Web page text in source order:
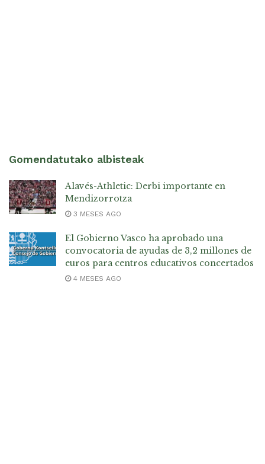
Gomendatutako albisteak
Alavés-Athletic: Derbi importante en
Mendizorrotza
3 MESES AGO
El Gobierno Vasco ha aprobado una
convocatoria de ayudas de 3,2 millones de
euros para centros educativos concertados
4 MESES AGO